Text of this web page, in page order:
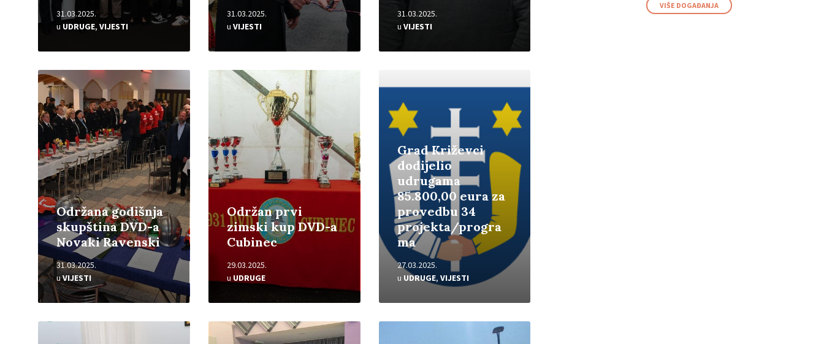
31.03.2025.
u UDRUGE, VIJESTI
31.03.2025.
u VIJESTI
31.03.2025.
u VIJESTI
Održana godišnja
skupština DVD-a
Novaki Ravenski
31.03.2025.
uVIJESTI
Pročitajte
više
Održan prvi
zimski kup DVD-a
Cubinec
29.03.2025.
u UDRUGE
Pročitajte
Grad Križevci
dodijelio
udrugama
85.800,00 eura za
provedbu 34
projekta/progra
ma
27.03.2025.
u UDRUGE, VIJESTI
više
Pročitajte
više
Pročitajte
VIŠE DOGAĐANJA